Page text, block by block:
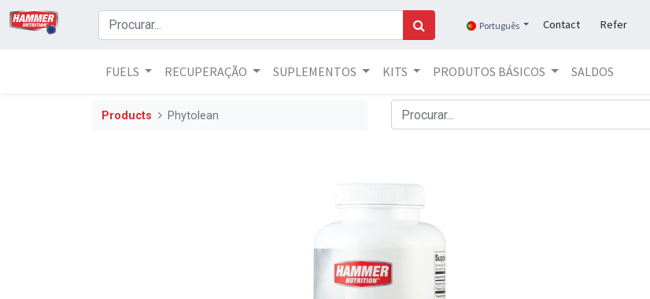
Português Contact Refer
FUELS RECUPERAÇÃO SUPLEMENTOS KITS PRODUTOS BÁSICOS SALDOS
Products Phytolean